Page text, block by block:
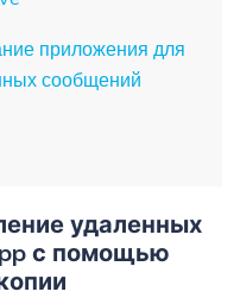
приложения для
сообщений
удаленных
с помощью